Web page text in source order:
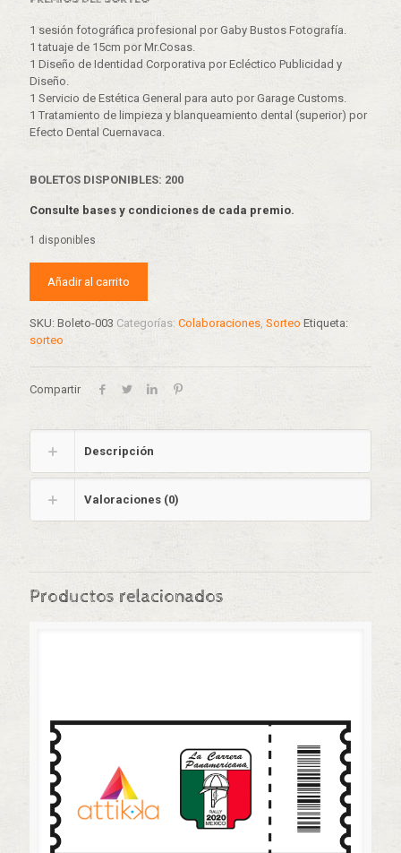
1 sesión fotográfica profesional por Gaby Bustos Fotografía.
1 tatuaje de 15cm por Mr.Cosas.
1 Diseño de Identidad Corporativa por Ecléctico Publicidad y
Diseño.
1 Servicio de Estética General para auto por Garage Customs.
1 Tratamiento de limpieza y blanqueamiento dental (superior) por
Efecto Dental Cuernavaca.
BOLETOS DISPONIBLES: 200
Consulte bases y condiciones de cada premio.
1 disponibles
Añadir al carrito
SKU: Boleto-003 Categorías: Colaboraciones, Sorteo Etiqueta:
sorteo
Compartir
Descripción
Valoraciones (0)
Productos relacionados